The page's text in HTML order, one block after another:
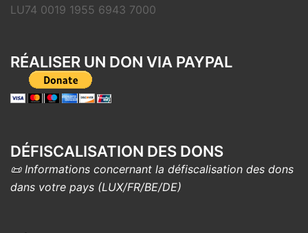
LU74 0019 1955 6943 7000
RÉALISER UN DON VIA PAYPAL
DÉFISCALISATION DES DONS
📜 Informations concernant la défiscalisation des dons
dans votre pays (LUX/FR/BE/DE)